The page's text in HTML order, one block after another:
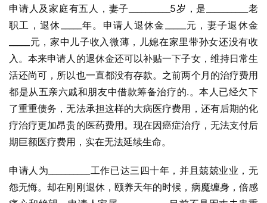
申请人及家庭有五人，妻子__________5岁，是__________老
职工，退休_____年。申请人退休金_____元，妻子退休金
_____元，家中儿子收入微薄，儿媳在家里带孙女还没有收
入。本来申请人的退休金还可以补贴一下子女，维持日常生
活还尚可，所以也一直都没有存款。之前两个月的治疗费用
都是从五亲六戚和朋友中借款筹备治疗的.。本人已经欠下
了重重债务，无法承担这样的大病医疗费用，还有后期的化
疗治疗更加昂贵的医药费用。现在因癌症治疗，无法支付后
期巨额医疗费用，实在无法延续生命。
申请人为__________工作已达三四十年，并且兢兢业业，无
怨无悔。却在刚刚退休，颐养天年的时候，病魔缠身，倍感